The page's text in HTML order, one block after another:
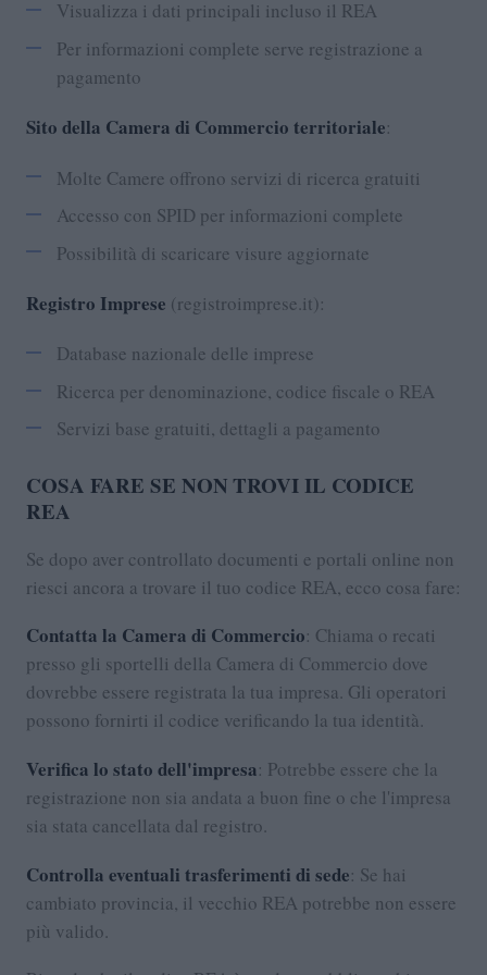
Visualizza i dati principali incluso il REA
Per informazioni complete serve registrazione a
pagamento
Sito della Camera di Commercio territoriale:
Molte Camere offrono servizi di ricerca gratuiti
Accesso con SPID per informazioni complete
Possibilità di scaricare visure aggiornate
Registro Imprese (registroimprese.it):
Database nazionale delle imprese
Ricerca per denominazione, codice fiscale o REA
Servizi base gratuiti, dettagli a pagamento
COSA FARE SE NON TROVI IL CODICE
REA
Se dopo aver controllato documenti e portali online non
riesci ancora a trovare il tuo codice REA, ecco cosa fare:
Contatta la Camera di Commercio: Chiama o recati
presso gli sportelli della Camera di Commercio dove
dovrebbe essere registrata la tua impresa. Gli operatori
possono fornirti il codice verificando la tua identità.
Verifica lo stato dell'impresa: Potrebbe essere che la
registrazione non sia andata a buon fine o che l'impresa
sia stata cancellata dal registro.
Controlla eventuali trasferimenti di sede: Se hai
cambiato provincia, il vecchio REA potrebbe non essere
più valido.